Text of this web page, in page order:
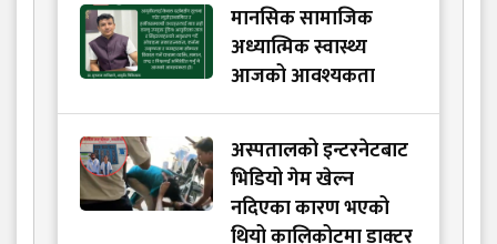
मानसिक सामाजिक
अध्यात्मिक स्वास्थ्य
आजको आवश्यकता
अस्पतालको इन्टरनेटबाट
भिडियो गेम खेल्न
नदिएका कारण भएको
थियो कालिकोटमा डाक्टर